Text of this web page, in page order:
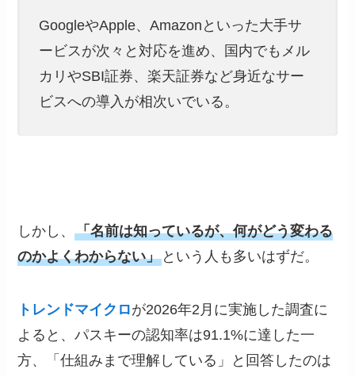
GoogleやApple、Amazonといった大手サ
ービスが次々と対応を進め、国内でもメル
カリやSBI証券、楽天証券など身近なサー
ビスへの導入が相次いでいる。
しかし、「名前は知っているが、何がどう変わる
のかよくわからない」 という人も多いはずだ。
トレンドマイクロが2026年2月に実施した調査に
よると、パスキーの認知率は91.1%に達した一
方、「仕組みまで理解している」と回答したのは